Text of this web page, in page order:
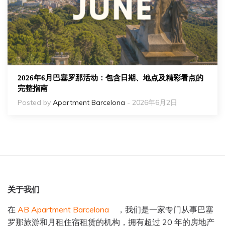
2026年6月巴塞罗那活动：包含日期、地点及精彩看点的
完整指南
Posted by Apartment Barcelona - 2026年6月2日
关于我们
在 AB Apartment Barcelona
，我们是一家专门从事巴塞
罗那旅游和月租住宿租赁的机构，拥有超过 20 年的房地产